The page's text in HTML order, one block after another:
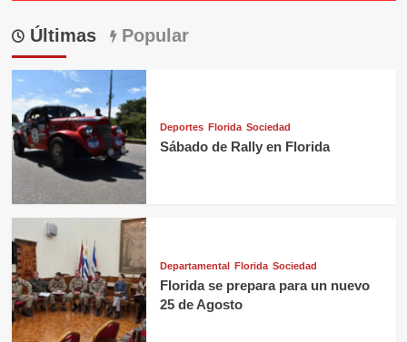
Últimas Popular
Deportes Florida Sociedad
Sábado de Rally en Florida
Departamental Florida Sociedad
Florida se prepara para un nuevo
25 de Agosto